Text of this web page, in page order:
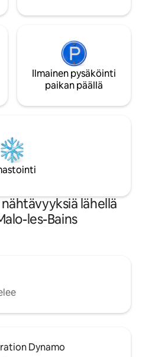
Ilmainen pysäköinti
paikan päällä
lähellä
les-Bains
Dynamo